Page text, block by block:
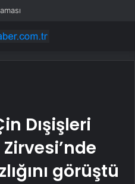
Dışişleri
görüştü